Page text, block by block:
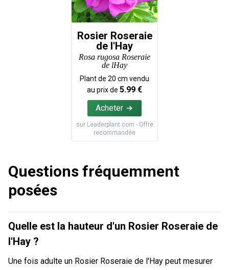
Rosier Roseraie
de l'Hay
Rosa rugosa Roseraie
de lHay
Plant de 20 cm vendu
au prix de 5.99 €
Acheter
sur Leaderplant.com - Offre
recommandée
Questions fréquemment
posées
Quelle est la hauteur d'un Rosier Roseraie de
l'Hay ?
Une fois adulte un Rosier Roseraie de l'Hay peut mesurer